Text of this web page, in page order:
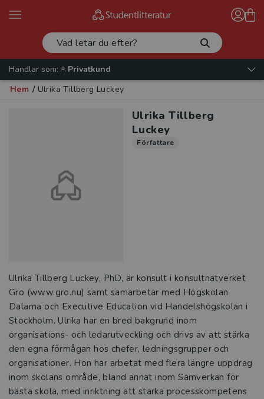
Handlar som:
Privatkund
Hem / Ulrika Tillberg Luckey
Ulrika Tillberg
Luckey
Författare
Ulrika Tillberg Luckey, PhD, är konsult i konsultnätverket
Gro (www.gro.nu) samt samarbetar med Högskolan
Dalarna och Executive Education vid Handelshögskolan i
Stockholm. Ulrika har en bred bakgrund inom
organisations- och ledarutveckling och drivs av att stärka
den egna förmågan hos chefer, ledningsgrupper och
organisationer. Hon har arbetat med flera längre uppdrag
inom skolans område, bland annat inom Samverkan för
bästa skola, med inriktning att stärka processkompetens